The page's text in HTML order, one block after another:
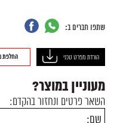
שתפו חברים ב:
הורדת מפרט טכני החלפת
מעוניין במוצר?
השאר פרטים ונחזור בהקדם: